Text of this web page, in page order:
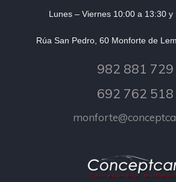
Lunes – Viernes 10:00 a 13:30 y
Rúa San Pedro, 60 Monforte de
982 881 729
692 762 518